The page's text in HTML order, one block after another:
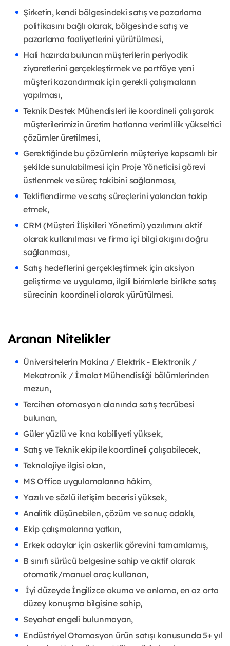
Şirketin, kendi bölgesindeki satış ve pazarlama
politikasını bağlı olarak, bölgesinde satış ve
pazarlama faaliyetlerini yürütülmesi,
Hali hazırda bulunan müşterilerin periyodik
ziyaretlerini gerçekleştirmek ve portföye yeni
müşteri kazandırmak için gerekli çalışmaların
yapılması,
Teknik Destek Mühendisleri ile koordineli çalışarak
müşterilerimizin üretim hatlarına verimlilik yükseltici
çözümler üretilmesi,
Gerektiğinde bu çözümlerin müşteriye kapsamlı bir
şekilde sunulabilmesi için Proje Yöneticisi görevi
üstlenmek ve süreç takibini sağlanması,
Tekliflendirme ve satış süreçlerini yakından takip
etmek,
CRM (Müşteri İlişkileri Yönetimi) yazılımını aktif
olarak kullanılması ve firma içi bilgi akışını doğru
sağlanması,
Satış hedeflerini gerçekleştirmek için aksiyon
geliştirme ve uygulama, ilgili birimlerle birlikte satış
sürecinin koordineli olarak yürütülmesi.
Aranan Nitelikler
Üniversitelerin Makina / Elektrik - Elektronik /
Mekatronik / İmalat Mühendisliği bölümlerinden
mezun,
Tercihen otomasyon alanında satış tecrübesi
bulunan,
Güler yüzlü ve ikna kabiliyeti yüksek,
Satış ve Teknik ekip ile koordineli çalışabilecek,
Teknolojiye ilgisi olan,
MS Office uygulamalarına hâkim,
Yazılı ve sözlü iletişim becerisi yüksek,
Analitik düşünebilen, çözüm ve sonuç odaklı,
Ekip çalışmalarına yatkın,
Erkek adaylar için askerlik görevini tamamlamış,
B sınıfı sürücü belgesine sahip ve aktif olarak
otomatik/manuel araç kullanan,
İyi düzeyde İngilizce okuma ve anlama, en az orta
düzey konuşma bilgisine sahip,
Seyahat engeli bulunmayan,
Endüstriyel Otomasyon ürün satışı konusunda 5+ yıl